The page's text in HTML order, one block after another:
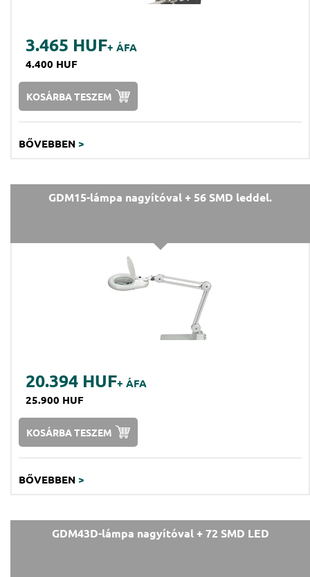
3.465 HUF+ ÁFA
4.400 HUF
KOSÁRBA TESZEM
BŐVEBBEN >
GDM15-lámpa nagyítóval + 56 SMD leddel.
20.394 HUF+ ÁFA
25.900 HUF
KOSÁRBA TESZEM
BŐVEBBEN >
GDM43D-lámpa nagyítóval + 72 SMD LED